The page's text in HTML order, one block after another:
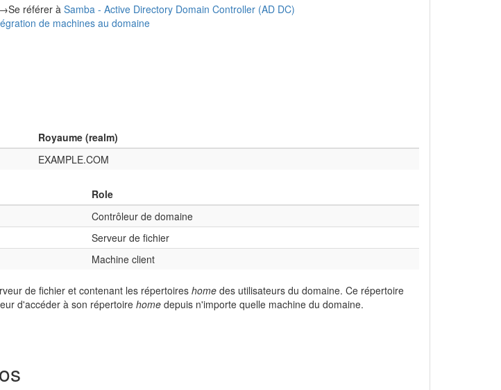
référer à Samba - Active Directory Domain Controller (AD DC)
de machines au domaine
Royaume (realm)
EXAMPLE.COM
Role
Contrôleur de domaine
Serveur de fichier
Machine client
de fichier et contenant les répertoireshome des utilisateurs du domaine. Ce répertoire
d'accéder à son répertoire home depuis n'importe quelle machine du domaine.